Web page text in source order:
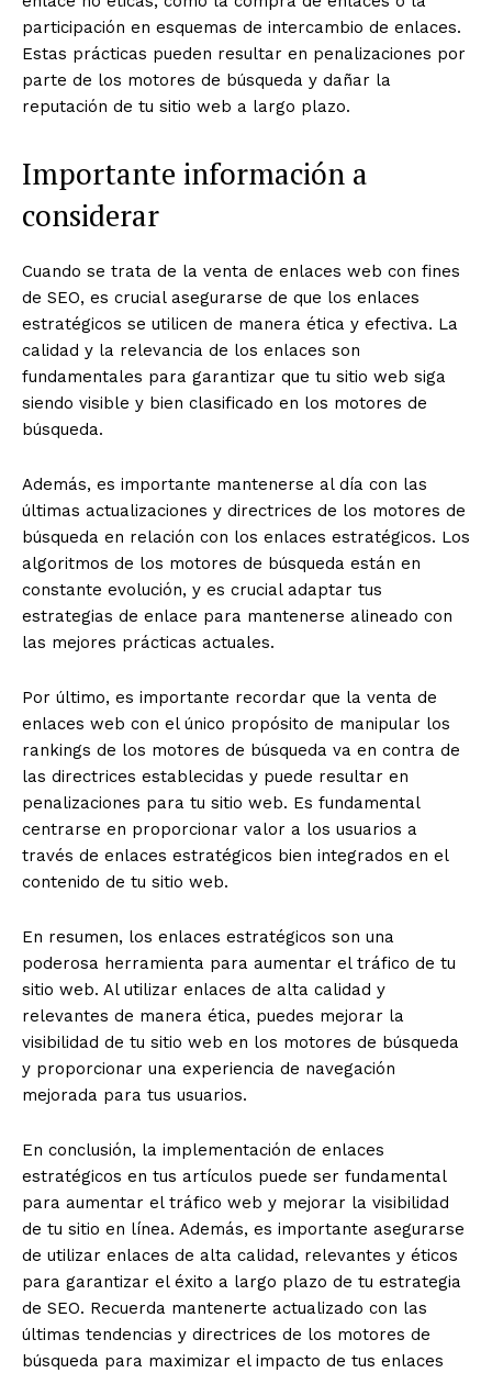
participación en esquemas de intercambio de enlaces.
Estas prácticas pueden resultar en penalizaciones por
parte de los motores de búsqueda y dañar la
reputación de tu sitio web a largo plazo.
Importante información a
considerar
Cuando se trata de la venta de enlaces web con fines
de SEO, es crucial asegurarse de que los enlaces
estratégicos se utilicen de manera ética y efectiva. La
calidad y la relevancia de los enlaces son
fundamentales para garantizar que tu sitio web siga
siendo visible y bien clasificado en los motores de
búsqueda.
Además, es importante mantenerse al día con las
últimas actualizaciones y directrices de los motores de
búsqueda en relación con los enlaces estratégicos. Los
algoritmos de los motores de búsqueda están en
constante evolución, y es crucial adaptar tus
estrategias de enlace para mantenerse alineado con
las mejores prácticas actuales.
Por último, es importante recordar que la venta de
enlaces web con el único propósito de manipular los
rankings de los motores de búsqueda va en contra de
las directrices establecidas y puede resultar en
penalizaciones para tu sitio web. Es fundamental
centrarse en proporcionar valor a los usuarios a
través de enlaces estratégicos bien integrados en el
contenido de tu sitio web.
En resumen, los enlaces estratégicos son una
poderosa herramienta para aumentar el tráfico de tu
sitio web. Al utilizar enlaces de alta calidad y
relevantes de manera ética, puedes mejorar la
visibilidad de tu sitio web en los motores de búsqueda
y proporcionar una experiencia de navegación
mejorada para tus usuarios.
En conclusión, la implementación de enlaces
estratégicos en tus artículos puede ser fundamental
para aumentar el tráfico web y mejorar la visibilidad
de tu sitio en línea. Además, es importante asegurarse
de utilizar enlaces de alta calidad, relevantes y éticos
para garantizar el éxito a largo plazo de tu estrategia
de SEO. Recuerda mantenerte actualizado con las
últimas tendencias y directrices de los motores de
búsqueda para maximizar el impacto de tus enlaces